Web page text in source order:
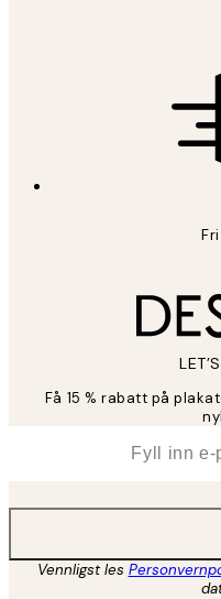
Få 15 % rabatt på
Vennligst les